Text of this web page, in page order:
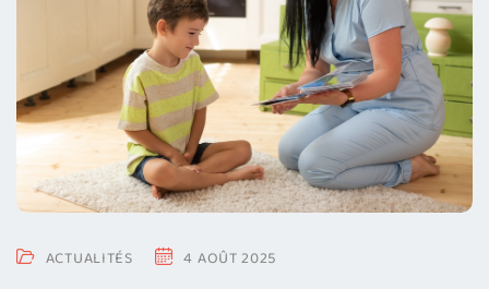
ACTUALITÉS 4 AOÛT 2025